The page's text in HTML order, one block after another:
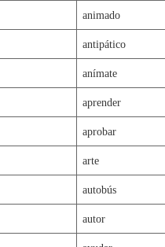
animado
antipático
anímate
aprender
aprobar
arte
autobús
autor